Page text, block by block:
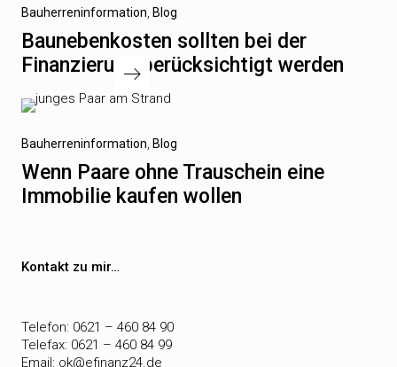
Vorheriger
Beitrag
Bauherreninformation Blog
Baunebenkosten sollten bei der
Finanzierung berücksichtigt werden
Nächster
Beitrag
Bauherreninformation Blog
Wenn Paare ohne Trauschein eine
Immobilie kaufen wollen
Kontakt zu mir…
Telefon: 0621 – 460 84 90
Telefax: 0621 – 460 84 99
Email: ok@efinanz24.de